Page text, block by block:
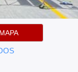
MAPA